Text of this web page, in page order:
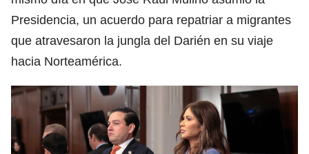
Presidencia, un acuerdo para repatriar a migrantes
que atravesaron la jungla del Darién en su viaje
hacia Norteamérica.